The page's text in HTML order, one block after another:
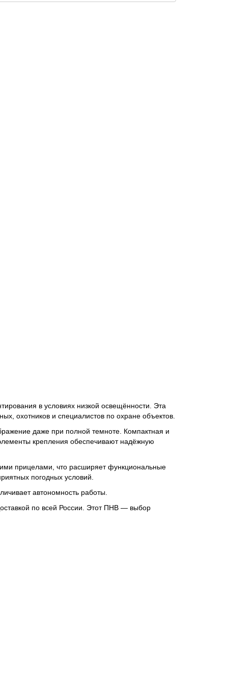
в условиях низкой освещённости. Эта
охотников и специалистов по охране объектов.
даже при полной темноте. Компактная и
крепления обеспечивают надёжную
прицелами, что расширяет функциональные
погодных условий.
автономность работы.
по всей России. Этот ПНВ — выбор